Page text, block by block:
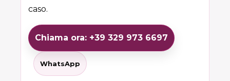
caso.
Chiama ora: +39 329 973 6697
WhatsApp